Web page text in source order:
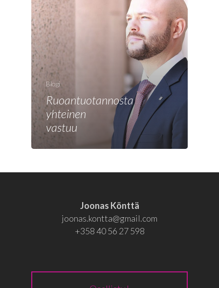
Blogi
Ruoantuotannosta
yhteinen
vastuu
Joonas Könttä
joonas.kontta@gmail.com
+358 40 56 27 598
Etusivu
Joonas
Vaalit
Blogi
Osallistu
EN
RU